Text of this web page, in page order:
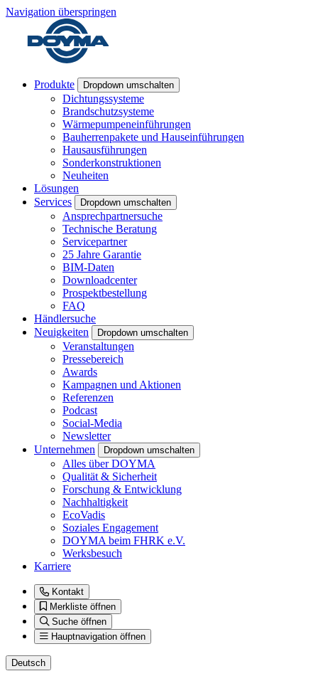
Navigation überspringen
Produkte Dropdown umschalten
Dichtungssysteme
Brandschutzsysteme
Wärmepumpeneinführungen
Bauherrenpakete und Hauseinführungen
Hausausführungen
Sonderkonstruktionen
Neuheiten
Lösungen
Services
Dropdown umschalten
Ansprechpartnersuche
Technische Beratung
Servicepartner
25 Jahre Garantie
BIM-Daten
Downloadcenter
Prospektbestellung
FAQ
Händlersuche
Neuigkeiten
Dropdown umschalten
Veranstaltungen
Pressebereich
Awards
Kampagnen und Aktionen
Referenzen
Podcast
Social-Media
Newsletter
Unternehmen
Dropdown umschalten
Alles über DOYMA
Qualität & Sicherheit
Forschung & Entwicklung
Nachhaltigkeit
EcoVadis
Soziales Engagement
DOYMA beim FHRK e.V.
Werksbesuch
Karriere
Kontakt
Merkliste öffnen
Suche öffnen
Hauptnavigation öffnen
Deutsch